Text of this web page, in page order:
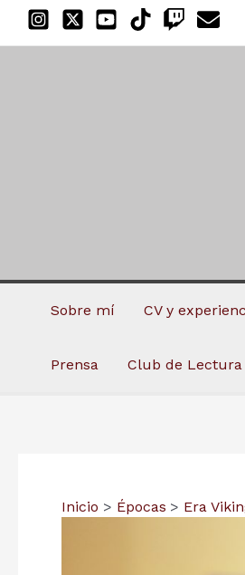
Sobre mí CV y
Prensa Club de
Inicio Épocas Era